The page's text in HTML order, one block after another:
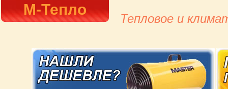
М-Тепло
Тепловое и